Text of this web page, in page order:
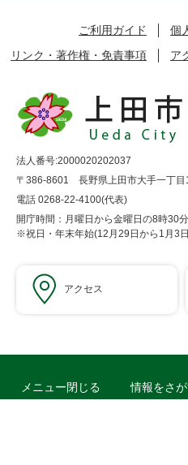
メニュー閉じる 情報をさ
ご利用ガイド
個
リンク・著作権・免責事項
ア
法人番号:2000020202037
〒386-8601 長野県上田市大手一丁目
電話 0268-22-4100(代表)
開庁時間：月曜日から金曜日の8時30
※祝日・年末年始(12月29日から1月3
アクセス